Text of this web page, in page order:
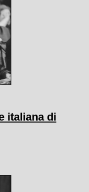
italiana di